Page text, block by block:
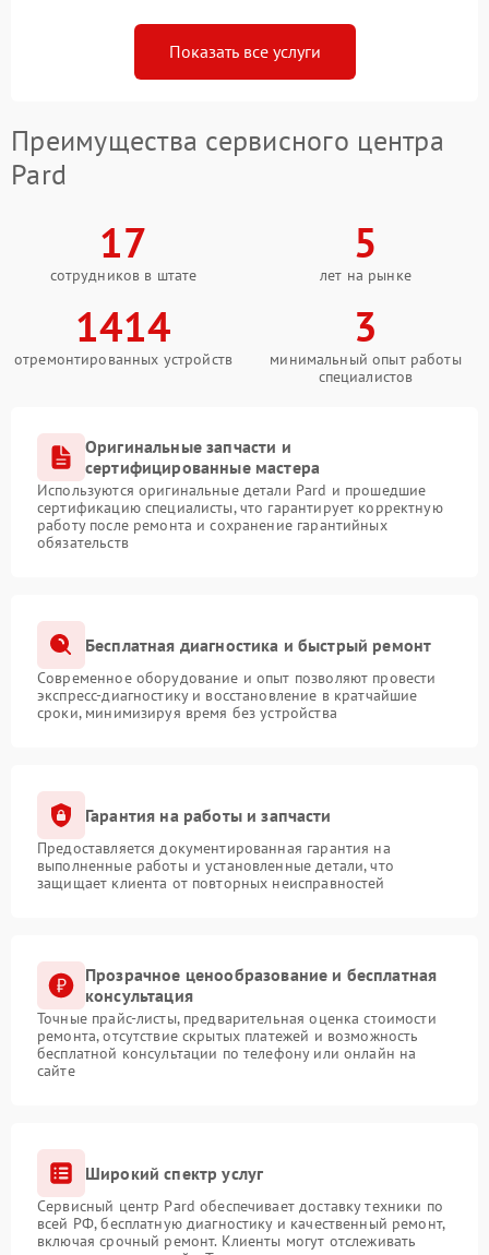
Показать все услуги
Преимущества сервисного центра
Pard
17
сотрудников в штате
5
лет на рынке
1414
отремонтированных устройств
3
минимальный опыт работы
специалистов
Оригинальные запчасти и
сертифицированные мастера
Используются оригинальные детали Pard и прошедшие
сертификацию специалисты, что гарантирует корректную
работу после ремонта и сохранение гарантийных
обязательств
Бесплатная диагностика и быстрый ремонт
Современное оборудование и опыт позволяют провести
экспресс-диагностику и восстановление в кратчайшие
сроки, минимизируя время без устройства
Гарантия на работы и запчасти
Предоставляется документированная гарантия на
выполненные работы и установленные детали, что
защищает клиента от повторных неисправностей
Прозрачное ценообразование и бесплатная
консультация
Точные прайс-листы, предварительная оценка стоимости
ремонта, отсутствие скрытых платежей и возможность
бесплатной консультации по телефону или онлайн на
сайте
Широкий спектр услуг
Сервисный центр Pard обеспечивает доставку техники по
всей РФ, бесплатную диагностику и качественный ремонт,
включая срочный ремонт. Клиенты могут отслеживать